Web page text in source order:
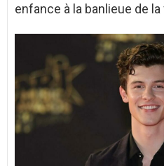
enfance à la banlieue de